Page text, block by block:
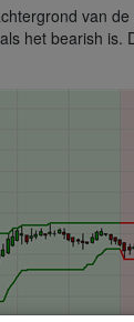
van
het bearish